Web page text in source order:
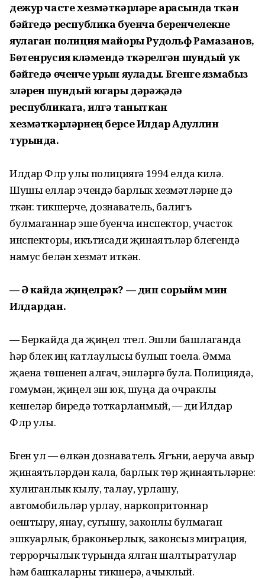
дежур часте хезмәткәрләре арасында үткән
бәйгедә республика буенча беренчелекне
яулаган полиция майоры Рудольф Рамазанов,
Бөтенрусия күләмендә үткәрелгән шундый ук
бәйгедә өченче урын яулады. Бүгенге язмабыз
үзләрен шундый югары дәрәҗәдә
республикага, илгә таныткан
хезмәткәрләрнең берсе Илдар Адуллин
турында.
Илдар Флүр улы полициягә 1994 елда килә.
Шушы еллар эчендә барлык хезмәтләрне дә
үткән: тикшерүче, дознаватель, балигъ
булмаганнар эше буенча инспектор, участок
инспекторы, икътисади җинаятьләр бүлегендә
намус белән хезмәт иткән.
— Ә кайда җиңелрәк? — дип сорыйм мин
Илдардан.
— Беркайда да җиңел түгел. Эшли башлаганда
һәр бүлек иң катлаулысы булып тоела. Әмма
җаена төшенеп алгач, эшләргә була. Полициядә,
гомумән, җиңел эш юк, шуңа да очраклы
кешеләр биредә тоткарланмый, — ди Илдар
Флүр улы.
Бүген ул — өлкән дознаватель. Ягъни, аеруча авыр
җинаятьләрдән кала, барлык төр җинаятьләрне:
хулиганлык кылу, талау, урлашу,
автомобильләр урлау, наркопритоннар
оештыру, янау, сугышу, законлы булмаган
эшкуарлык, браконьерлык, законсыз миграция,
террорчылык турында ялган шалтыратулар
һәм башкаларны тикшерә, ачыклый.